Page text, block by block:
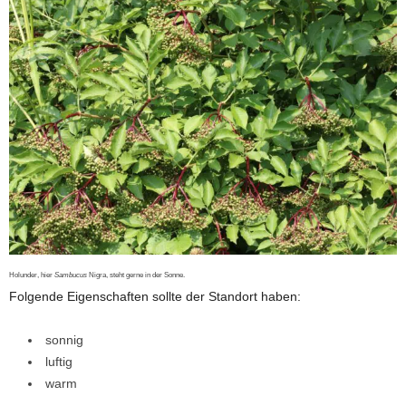
Holunder, hier Sambucus Nigra, steht gerne in der Sonne.
Folgende Eigenschaften sollte der Standort haben:
sonnig
luftig
warm